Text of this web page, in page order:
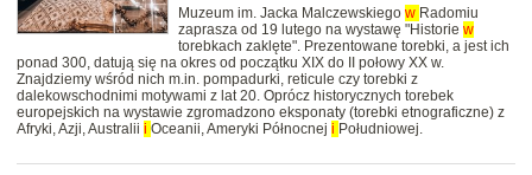
Muzeum im. Jacka Malczewskiego w Radomiu
zaprasza od 19 lutego na wystawę "Historie w
torebkach zaklęte". Prezentowane torebki, a jest ich
ponad 300, datują się na okres od początku XIX do II połowy XX w.
Znajdziemy wśród nich m.in. pompadurki, reticule czy torebki z
dalekowschodnimi motywami z lat 20. Oprócz historycznych torebek
europejskich na wystawie zgromadzono eksponaty (torebki etnograficzne) z
Afryki, Azji, Australii i Oceanii, Ameryki Północnej i Południowej.